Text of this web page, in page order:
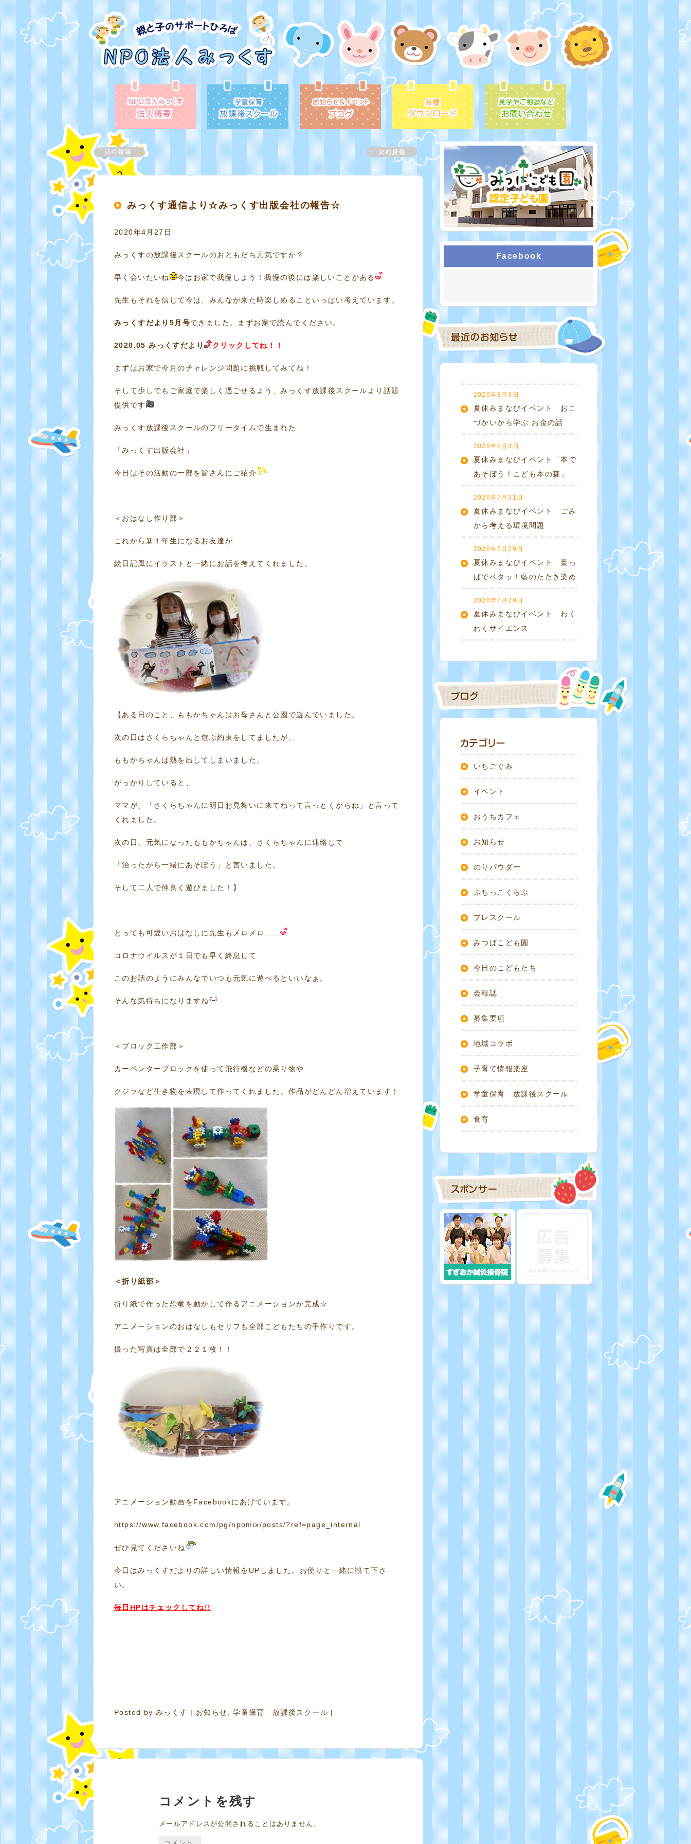
みっくす通信より☆みっくす出版会社の報告☆
2020年4月27日
みっくすの放課後スクールのおともだち元気ですか？
早く会いたいね 今はお家で我慢しよう！我慢の後には楽しいことがある
先生もそれを信じて今は、みんなが来た時楽しめることいっぱい考えています。
みっくすだより5月号できました。まずお家で読んでください。
2020.05 みっくすだより クリックしてね！！
まずはお家で今月のチャレンジ問題に挑戦してみてね！
そして少しでもご家庭で楽しく過ごせるよう、みっくす放課後スクールより話題
提供です
みっくす放課後スクールのフリータイムで生まれた
「みっくす出版会社」
今日はその活動の一部を皆さんにご紹介
＜おはなし作り部＞
これから新１年生になるお友達が
絵日記風にイラストと一緒にお話を考えてくれました。
【ある日のこと、ももかちゃんはお母さんと公園で遊んでいました。
次の日はさくらちゃんと遊ぶ約束をしてましたが、
ももかちゃんは熱を出してしまいました。
がっかりしていると、
ママが、「さくらちゃんに明日お見舞いに来てねって言っとくからね」と言って
くれました。
次の日、元気になったももかちゃんは、さくらちゃんに連絡して
「治ったから一緒にあそぼう」と言いました。
そして二人で仲良く遊びました！】
とっても可愛いおはなしに先生もメロメロ……
コロナウイルスが１日でも早く終息して
このお話のようにみんなでいつも元気に遊べるといいなぁ。
そんな気持ちになりますね
＜ブロック工作部＞
カーペンターブロックを使って飛行機などの乗り物や
クジラなど生き物を表現して作ってくれました。作品がどんどん増えています！
＜折り紙部＞
折り紙で作った恐竜を動かして作るアニメーションが完成☆
アニメーションのおはなしもセリフも全部こどもたちの手作りです。
撮った写真は全部で２２１枚！！
アニメーション動画をFacebookにあげています。
https://www.facebook.com/pg/npomix/posts/?ref=page_internal
ぜひ見てくださいね
今日はみっくすだよりの詳しい情報をUPしました。お便りと一緒に観て下さ
い。
毎日HPはチェックしてね!!
Posted byみっくす | お知らせ ,学童保育 放課後スクール |
コメントを残す
メールアドレスが公開されることはありません。
Facebook
2026年8月3日
夏休みまなびイベント おこ
づかいから学ぶ お金の話
2026年8月3日
夏休みまなびイベント「本で
あそぼう！こども本の森」
2026年7月31日
夏休みまなびイベント ごみ
から考える環境問題
2026年7月29日
夏休みまなびイベント 葉っ
ぱでペタッ！藍のたたき染め
2026年7月29日
夏休みまなびイベント わく
わくサイエンス
いちごぐみ
イベント
おうちカフェ
お知らせ
のりパウダー
ぷちっこくらぶ
プレスクール
みつばこども園
今日のこどもたち
会報誌
募集要項
地域コラボ
子育て情報楽座
学童保育 放課後スクール
食育